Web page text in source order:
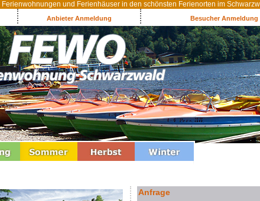
Ferienwohnungen und Ferienhäuser in den schönsten Ferienorten im
Anbieter Anmeldung Besucher Anmeldung
Anfrage